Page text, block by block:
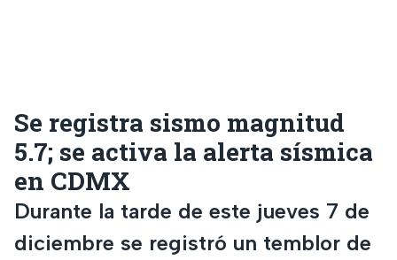
Se registra sismo magnitud
5.7; se activa la alerta sísmica
en CDMX
Durante la tarde de este jueves 7 de
diciembre se registró un temblor de